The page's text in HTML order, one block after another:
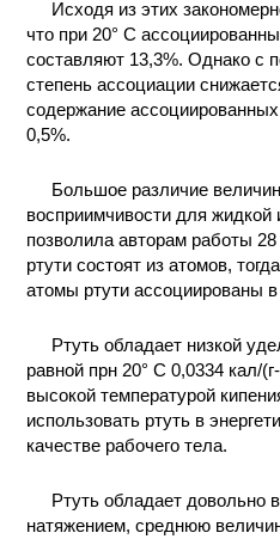
Исходя из этих
что при 20° С
составляют 13,3%. Однако с
степень ассоциации
содержание
0,5%.
Большое различие
восприимчивости для жидкой
позволила авторам работы
ртути состоят из атомов,
атомы ртути ассоциированы
Ртуть обладает низкой
равной прн 20° С 0,0334 кал/
высокой температурой
использовать ртуть в
качестве рабочего тела.
Ртуть обладает довольно
натяжением, среднюю